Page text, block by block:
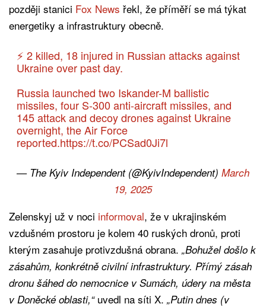
později stanici Fox News řekl, že příměří se má týkat
energetiky a infrastruktury obecně.
⚡️ 2 killed, 18 injured in Russian attacks against
Ukraine over past day.
Russia launched two Iskander-M ballistic
missiles, four S-300 anti-aircraft missiles, and
145 attack and decoy drones against Ukraine
overnight, the Air Force
reported.https://t.co/PCSad0Ji7l
— The Kyiv Independent (@KyivIndependent) March
19, 2025
Zelenskyj už v noci informoval, že v ukrajinském
vzdušném prostoru je kolem 40 ruských dronů, proti
kterým zasahuje protivzdušná obrana. „Bohužel došlo k
zásahům, konkrétně civilní infrastruktury. Přímý zásah
dronu šáhed do nemocnice v Sumách, údery na města
v Doněcké oblasti,“uvedl na síti X. „Putin dnes (v